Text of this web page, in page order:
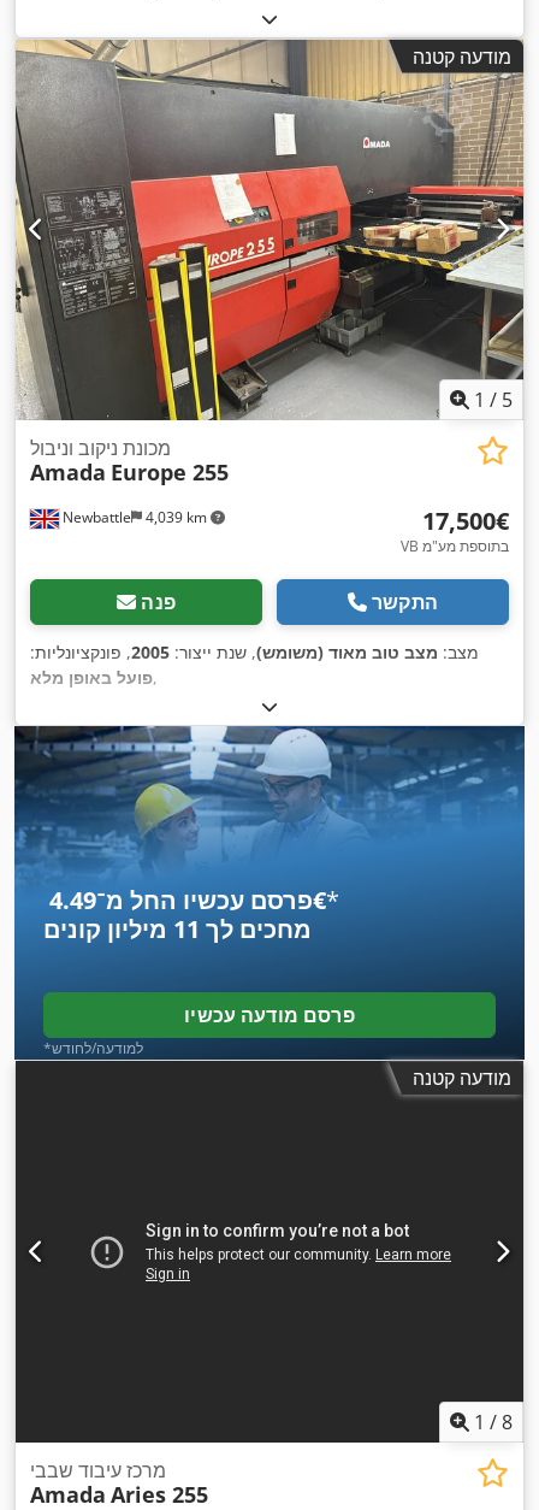
מודעה קטנה
1 / 5
Newbattle 4,039 km
מכונת ניקוב וניבול
Amada Europe 255
‏17,500 ‏€
VB בתוספת מע"מ
פנה התקשר
מצב: מצב טוב מאוד (משומש), שנת ייצור: 2005, פונקציונליות:
פועל באופן מלא,
פרסם עכשיו החל מ־‏4.49 ‏€*
מחכים לך 11 מיליון קונים
פרסם מודעה עכשיו
*למודעה/לחודש
מודעה קטנה
1 /8
מרכז עיבוד שבבי
Amada Aries 255